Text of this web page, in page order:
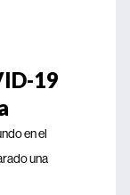
19
en el
una